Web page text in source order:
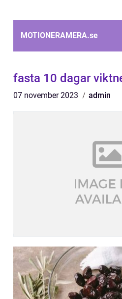
MOTIONERAMERA.se
fasta 10 dagar
07 november 2023 admin